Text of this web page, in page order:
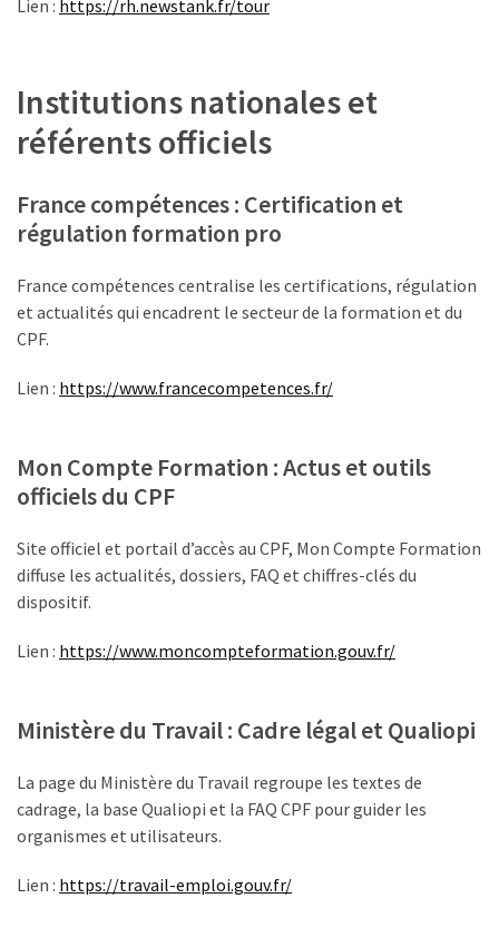
(32)Lien : https://rh.newstank.fr/tour
Institutions nationales et
référents officiels
France compétences : Certification et
régulation formation pro
France compétences centralise les certifications, régulation
et actualités qui encadrent le secteur de la formation et du
CPF.
Lien : https://www.francecompetences.fr/
Mon Compte Formation : Actus et outils
officiels du CPF
Site officiel et portail d’accès au CPF, Mon Compte Formation
diffuse les actualités, dossiers, FAQ et chiffres-clés du
dispositif.
Lien : https://www.moncompteformation.gouv.fr/
Ministère du Travail : Cadre légal et Qualiopi
La page du Ministère du Travail regroupe les textes de
cadrage, la base Qualiopi et la FAQ CPF pour guider les
organismes et utilisateurs.
Lien : https://travail-emploi.gouv.fr/